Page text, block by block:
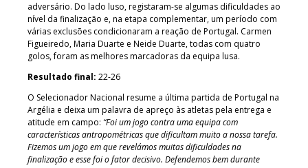
adversário. Do lado luso, registaram-se algumas dificuldades ao
nível da finalização e, na etapa complementar, um período com
várias exclusões condicionaram a reação de Portugal. Carmen
Figueiredo, Maria Duarte e Neide Duarte, todas com quatro
golos, foram as melhores marcadoras da equipa lusa.
Resultado final: 22-26
O Selecionador Nacional resume a última partida de Portugal na
Argélia e deixa um palavra de apreço às atletas pela entrega e
atitude em campo: “Foi um jogo contra uma equipa com
características antropométricas que dificultam muito a nossa tarefa.
Fizemos um jogo em que revelámos muitas dificuldades na
finalização e esse foi o fator decisivo. Defendemos bem durante